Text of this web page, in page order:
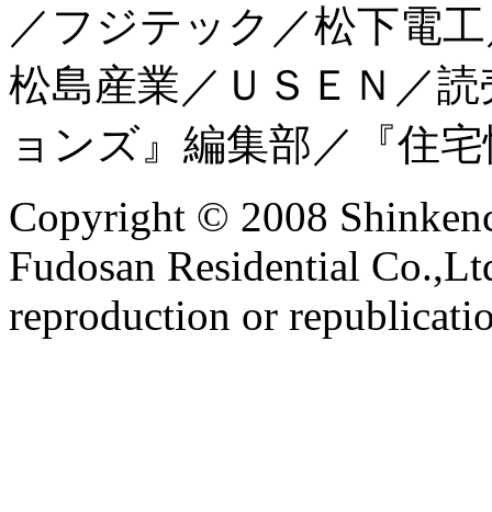
／ フジテック ／松下電工
松島産業 ／ ＵＳＥＮ ／読
ョンズ』編集部 ／
『住
Copyright © 2008
Fudosan Residential
reproduction or